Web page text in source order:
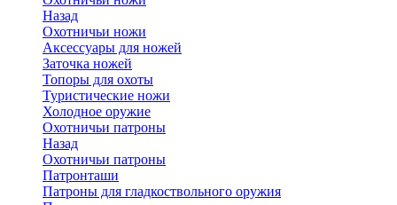
Назад
Охотничьи ножи
Аксессуары для ножей
Заточка ножей
Топоры для охоты
Туристические ножи
Холодное оружие
Охотничьи патроны
Назад
Охотничьи патроны
Патронташи
Патроны для гладкоствольного оружия